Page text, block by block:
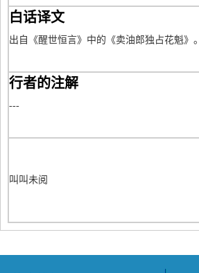
白话译文
出自《醒世恒言》中的《卖油郎独占花魁》。
行者的注解
---
叫叫未阅